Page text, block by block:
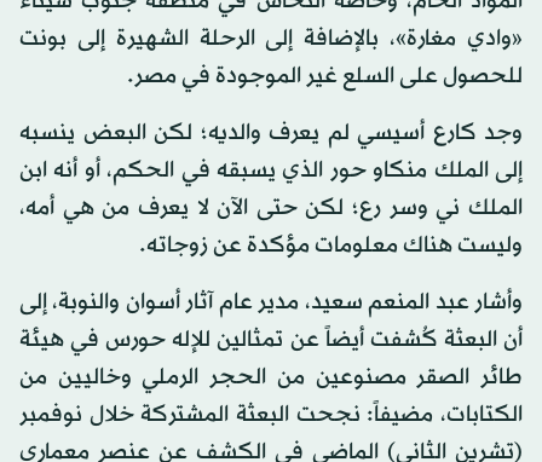
«وادي مغارة»، بالإضافة إلى الرحلة الشهيرة إلى بونت
للحصول على السلع غير الموجودة في مصر.
وجد كارع أسيسي لم يعرف والديه؛ لكن البعض ينسبه
إلى الملك منكاو حور الذي يسبقه في الحكم، أو أنه ابن
الملك ني وسر رع؛ لكن حتى الآن لا يعرف من هي أمه،
وليست هناك معلومات مؤكدة عن زوجاته.
وأشار عبد المنعم سعيد، مدير عام آثار أسوان والنوبة، إلى
أن البعثة كُشفت أيضاً عن تمثالين للإله حورس في هيئة
طائر الصقر مصنوعين من الحجر الرملي وخاليين من
الكتابات، مضيفاً: نجحت البعثة المشتركة خلال نوفمبر
(تشرين الثاني) الماضي في الكشف عن عنصر معماري